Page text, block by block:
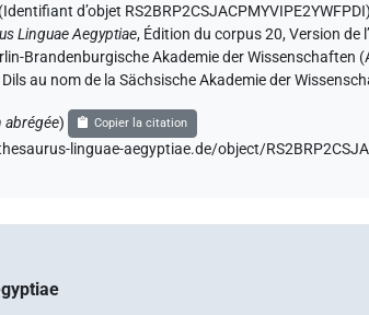
Identifiant d’objet RS2BRP2CSJACPMYVIPE2YWFPDI
Linguae Aegyptiae, Édition du corpus 20, Version de
Brandenburgische Akademie der Wissenschaften
au nom de la Sächsische Akademie der
abrégée) Copier la citation
linguae-aegyptiae.de/object/